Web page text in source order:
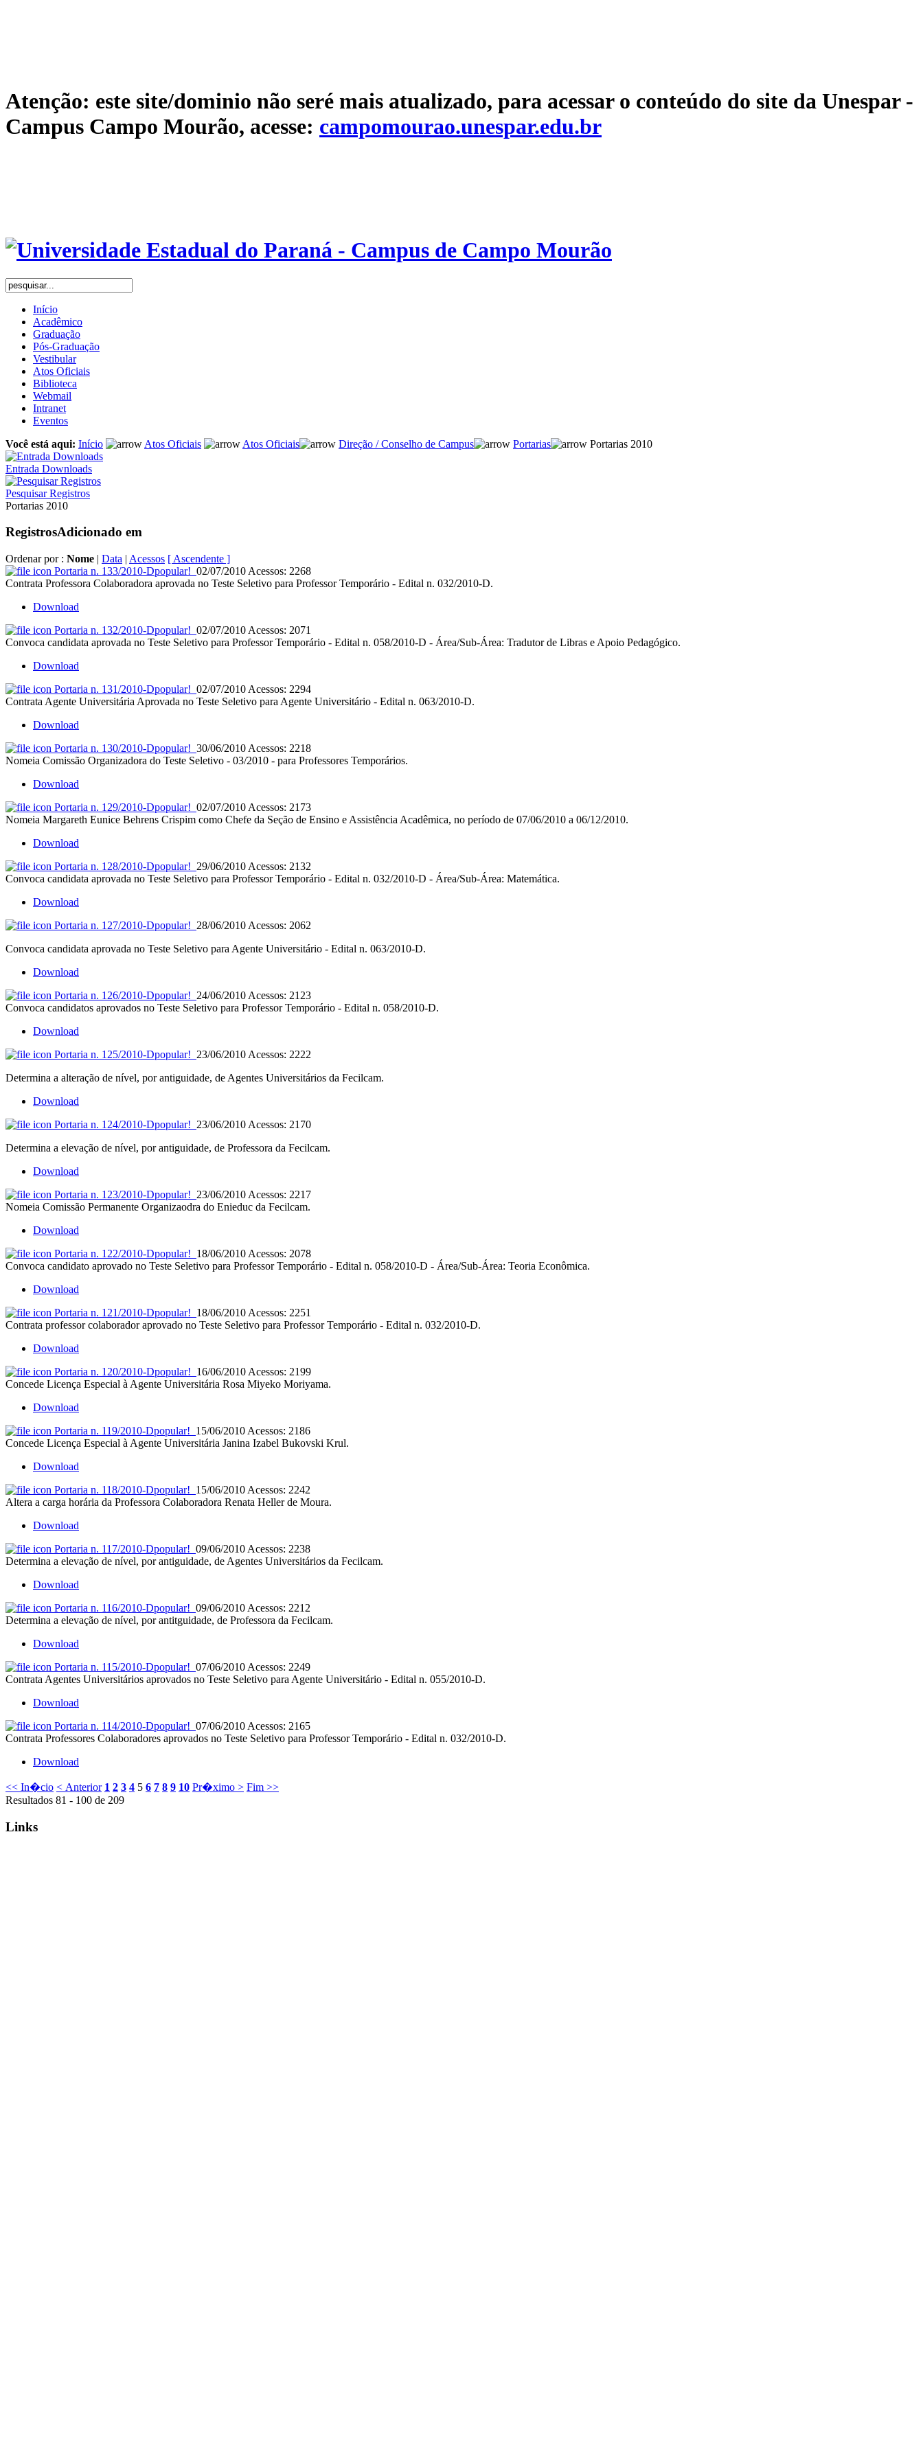
Atenção: este site/dominio não seré mais atualizado, para acessar o conteúdo do site da Unespar -
Campus Campo Mourão, acesse: campomourao.unespar.edu.br
Início
Acadêmico
Graduação
Pós-Graduação
Vestibular
Atos Oficiais
Biblioteca
Webmail
Intranet
Eventos
Você está aqui: Início Atos Oficiais Atos Oficiais Direção / Conselho de Campus Portarias Portarias 2010
Entrada Downloads
Pesquisar Registros
Portarias 2010
RegistrosAdicionado em
Ordenar por : Nome | Data | Acessos [ Ascendente ]
Portaria n. 133/2010-Dpopular! 02/07/2010 Acessos: 2268
Contrata Professora Colaboradora aprovada no Teste Seletivo para Professor Temporário - Edital n. 032/2010-D.
Download
Portaria n. 132/2010-Dpopular! 02/07/2010 Acessos: 2071
Convoca candidata aprovada no Teste Seletivo para Professor Temporário - Edital n. 058/2010-D - Área/Sub-Área: Tradutor de Libras e Apoio Pedagógico.
Download
Portaria n. 131/2010-Dpopular! 02/07/2010 Acessos: 2294
Contrata Agente Universitária Aprovada no Teste Seletivo para Agente Universitário - Edital n. 063/2010-D.
Download
Portaria n. 130/2010-Dpopular! 30/06/2010 Acessos: 2218
Nomeia Comissão Organizadora do Teste Seletivo - 03/2010 - para Professores Temporários.
Download
Portaria n. 129/2010-Dpopular! 02/07/2010 Acessos: 2173
Nomeia Margareth Eunice Behrens Crispim como Chefe da Seção de Ensino e Assistência Acadêmica, no período de 07/06/2010 a 06/12/2010.
Download
Portaria n. 128/2010-Dpopular! 29/06/2010 Acessos: 2132
Convoca candidata aprovada no Teste Seletivo para Professor Temporário - Edital n. 032/2010-D - Área/Sub-Área: Matemática.
Download
Portaria n. 127/2010-Dpopular! 28/06/2010 Acessos: 2062
Convoca candidata aprovada no Teste Seletivo para Agente Universitário - Edital n. 063/2010-D.
Download
Portaria n. 126/2010-Dpopular! 24/06/2010 Acessos: 2123
Convoca candidatos aprovados no Teste Seletivo para Professor Temporário - Edital n. 058/2010-D.
Download
Portaria n. 125/2010-Dpopular! 23/06/2010 Acessos: 2222
Determina a alteração de nível, por antiguidade, de Agentes Universitários da Fecilcam.
Download
Portaria n. 124/2010-Dpopular! 23/06/2010 Acessos: 2170
Determina a elevação de nível, por antiguidade, de Professora da Fecilcam.
Download
Portaria n. 123/2010-Dpopular! 23/06/2010 Acessos: 2217
Nomeia Comissão Permanente Organizaodra do Enieduc da Fecilcam.
Download
Portaria n. 122/2010-Dpopular! 18/06/2010 Acessos: 2078
Convoca candidato aprovado no Teste Seletivo para Professor Temporário - Edital n. 058/2010-D - Área/Sub-Área: Teoria Econômica.
Download
Portaria n. 121/2010-Dpopular! 18/06/2010 Acessos: 2251
Contrata professor colaborador aprovado no Teste Seletivo para Professor Temporário - Edital n. 032/2010-D.
Download
Portaria n. 120/2010-Dpopular! 16/06/2010 Acessos: 2199
Concede Licença Especial à Agente Universitária Rosa Miyeko Moriyama.
Download
Portaria n. 119/2010-Dpopular! 15/06/2010 Acessos: 2186
Concede Licença Especial à Agente Universitária Janina Izabel Bukovski Krul.
Download
Portaria n. 118/2010-Dpopular! 15/06/2010 Acessos: 2242
Altera a carga horária da Professora Colaboradora Renata Heller de Moura.
Download
Portaria n. 117/2010-Dpopular! 09/06/2010 Acessos: 2238
Determina a elevação de nível, por antiguidade, de Agentes Universitários da Fecilcam.
Download
Portaria n. 116/2010-Dpopular! 09/06/2010 Acessos: 2212
Determina a elevação de nível, por antitguidade, de Professora da Fecilcam.
Download
Portaria n. 115/2010-Dpopular! 07/06/2010 Acessos: 2249
Contrata Agentes Universitários aprovados no Teste Seletivo para Agente Universitário - Edital n. 055/2010-D.
Download
Portaria n. 114/2010-Dpopular! 07/06/2010 Acessos: 2165
Contrata Professores Colaboradores aprovados no Teste Seletivo para Professor Temporário - Edital n. 032/2010-D.
Download
<< In�cio < Anterior 1 2 3 4 5 6 7 8 9 10 Pr�ximo > Fim >>
Resultados 81 - 100 de 209
Links